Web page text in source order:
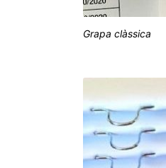
Grapa clàssica